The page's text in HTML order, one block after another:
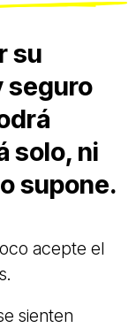
su
seguro
solo, ni
supone.
acepte el
sienten